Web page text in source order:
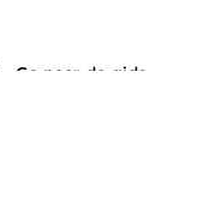
Ga naar de gids